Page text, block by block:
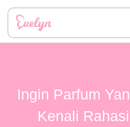
Ingin Parfum
Kenali